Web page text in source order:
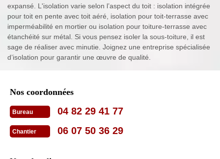
expansé. L'isolation varie selon l’aspect du toit : isolation intégrée
pour toit en pente avec toit aéré, isolation pour toit-terrasse avec
imperméabilité en mortier ou isolation pour toiture-terrasse avec
étanchéité sur métal. Si vous pensez isoler la sous-toiture, il est
sage de réaliser avec minutie. Joignez une entreprise spécialisée
d’isolation pour garantir une œuvre de qualité.
Nos coordonnées
Bureau 04 82 29 41 77
Chantier 06 07 50 36 29